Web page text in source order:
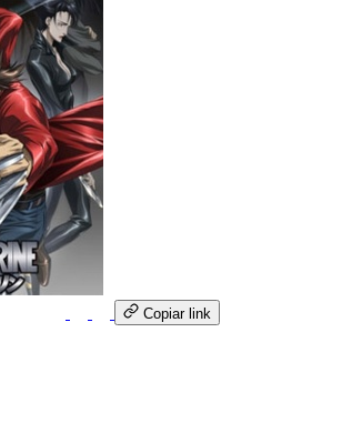
Copiar link